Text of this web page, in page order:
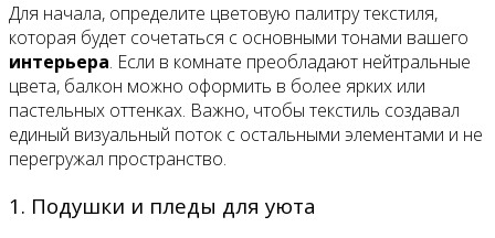
Для начала, определите цветовую палитру текстиля,
которая будет сочетаться с основными тонами вашего
интерьера. Если в комнате преобладают нейтральные
цвета, балкон можно оформить в более ярких или
пастельных оттенках. Важно, чтобы текстиль создавал
единый визуальный поток с остальными элементами и не
перегружал пространство.
1. Подушки и пледы для уюта